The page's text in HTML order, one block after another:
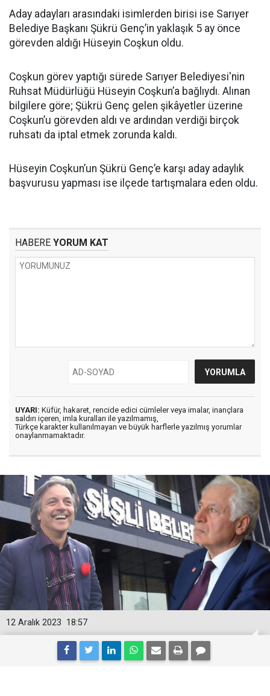
Aday adayları arasındaki isimlerden birisi ise Sarıyer
Belediye Başkanı Şükrü Genç’in yaklaşık 5 ay önce
görevden aldığı Hüseyin Coşkun oldu.
Coşkun görev yaptığı sürede Sarıyer Belediyesi'nin
Ruhsat Müdürlüğü Hüseyin Coşkun’a bağlıydı. Alınan
bilgilere göre; Şükrü Genç gelen şikâyetler üzerine
Coşkun’u görevden aldı ve ardından verdiği birçok
ruhsatı da iptal etmek zorunda kaldı.
Hüseyin Coşkun’un Şükrü Genç’e karşı aday adaylık
başvurusu yapması ise ilçede tartışmalara eden oldu.
HABERE YORUM KAT
UYARI: Küfür, hakaret, rencide edici cümleler veya imalar, inançlara
saldırı içeren, imla kuralları ile yazılmamış,
Türkçe karakter kullanılmayan ve büyük harflerle yazılmış yorumlar
onaylanmamaktadır.
18:57
12 Aralık 2023